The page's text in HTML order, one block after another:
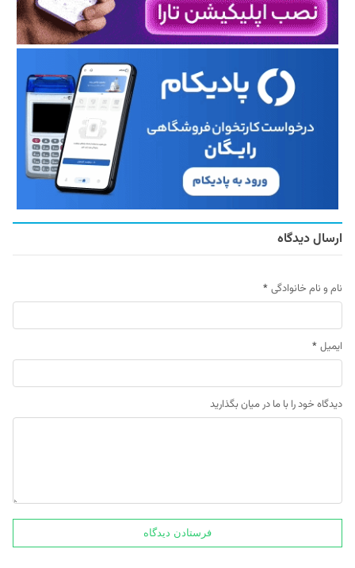
ارسال دیدگاه
نام و نام خانوادگی *
ایمیل *
دیدگاه خود را با ما در میان بگذارید